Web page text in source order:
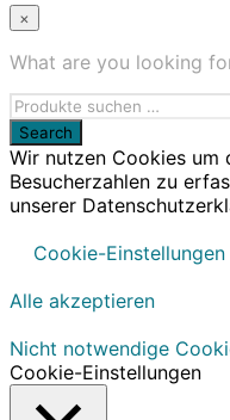
×
What are you looking
Wir nutzen Cookies um
Besucherzahlen zu
unserer
Cookie-Einstellungen
Alle akzeptieren
Nicht notwendige
Cookie-Einstellungen